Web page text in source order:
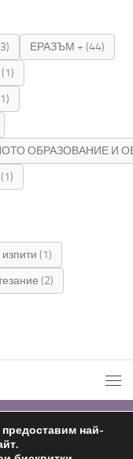
ЕРАЗЪМ + (44)
(1)
ОБРАЗОВАНИЕ И
(1)
изпити (1)
(2)
2019 - 2026
най-